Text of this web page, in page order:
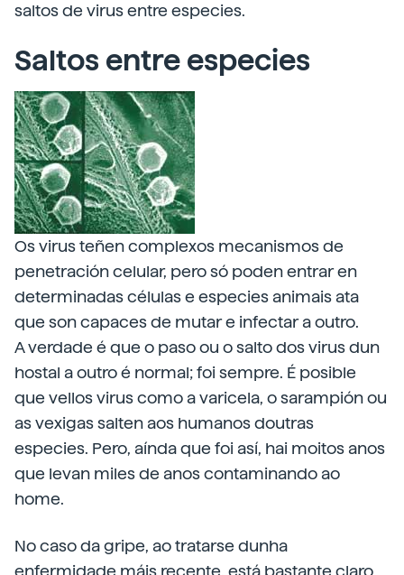
saltos de virus entre especies.
Saltos entre especies
Os virus teñen complexos mecanismos de
penetración celular, pero só poden entrar en
determinadas células e especies animais ata
que son capaces de mutar e infectar a outro.
A verdade é que o paso ou o salto dos virus dun
hostal a outro é normal; foi sempre. É posible
que vellos virus como a varicela, o sarampión ou
as vexigas salten aos humanos doutras
especies. Pero, aínda que foi así, hai moitos anos
que levan miles de anos contaminando ao
home.
No caso da gripe, ao tratarse dunha
enfermidade máis recente, está bastante claro